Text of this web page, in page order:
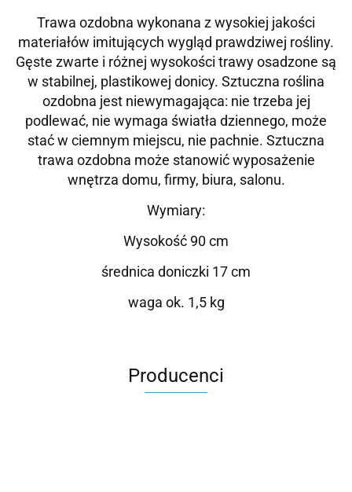
Trawa ozdobna wykonana z wysokiej jakości
materiałów imitujących wygląd prawdziwej rośliny.
Gęste zwarte i różnej wysokości trawy osadzone są
w stabilnej, plastikowej donicy. Sztuczna roślina
ozdobna jest niewymagająca: nie trzeba jej
podlewać, nie wymaga światła dziennego, może
stać w ciemnym miejscu, nie pachnie. Sztuczna
trawa ozdobna może stanowić wyposażenie
wnętrza domu, firmy, biura, salonu.
Wymiary:
Wysokość 90 cm
średnica doniczki 17 cm
waga ok. 1,5 kg
Producenci